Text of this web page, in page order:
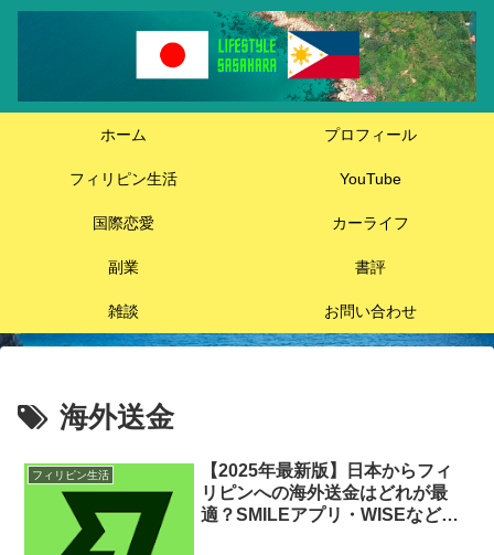
ホーム プロフィール
フィリピン生活 YouTube
国際恋愛 カーライフ
副業 書評
雑談 お問い合わせ
海外送金
フィリピン生活
【2025年最新版】日本からフィ
リピンへの海外送金はどれが最
適？SMILEアプリ・WISEなど主